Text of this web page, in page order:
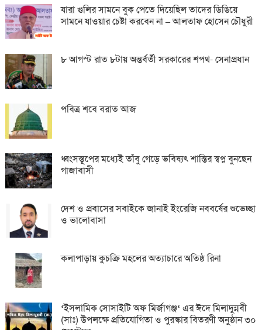
যারা গুলির সামনে বুক পেতে দিয়েছিল তাদের ডিঙিয়ে
সামনে যাওয়ার চেষ্টা করবেন না – আলতাফ হোসেন চৌধুরী
৮ আগস্ট রাত ৮টায় অন্তর্বর্তী সরকারের শপথ- সেনাপ্রধান
পবিত্র শবে বরাত আজ
ধ্বংসস্তূপের মধ্যেই তাঁবু গেড়ে ভবিষ্যৎ শান্তির স্বপ্ন বুনছেন
গাজাবাসী
দেশ ও প্রবাসের সবাইকে জানাই ইংরেজি নববর্ষের শুভেচ্ছা
ও ভালোবাসা
কলাপাড়ায় কুচক্রি মহলের অত্যাচারে অতিষ্ঠ রিনা
‘ইসলামিক সোসাইটি অফ মির্জাগঞ্জ‘ এর ঈদে মিলাদুন্নবী
(সাঃ) উপলক্ষে প্রতিযোগিতা ও পুরস্কার বিতরণী অনুষ্ঠান ৩০